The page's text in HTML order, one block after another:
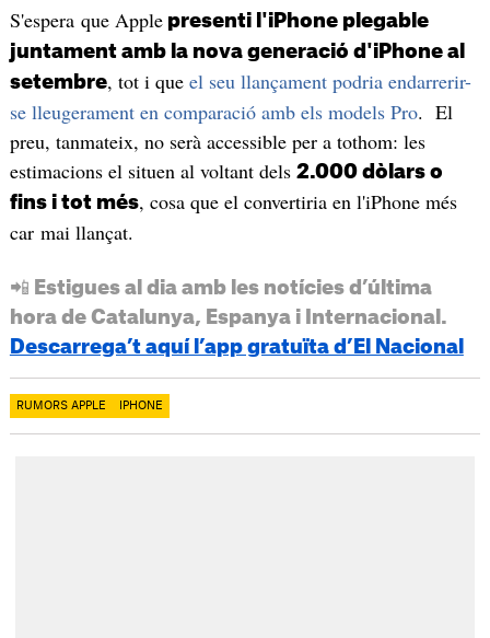
S'espera que Applepresenti l'iPhone plegable
juntament amb la nova generació d'iPhone al
setembre, tot i que el seu llançament podria endarrerir-
se lleugerament en comparació amb els models Pro. El
preu, tanmateix, no serà accessible per a tothom: les
estimacions el situen al voltant dels 2.000 dòlars o
fins i tot més, cosa que el convertiria en l'iPhone més
car mai llançat.
📲 Estigues al dia amb les notícies d’última
hora de Catalunya, Espanya i Internacional.
Descarrega’t aquí l’app gratuïta d’El Nacional
RUMORS APPLE IPHONE